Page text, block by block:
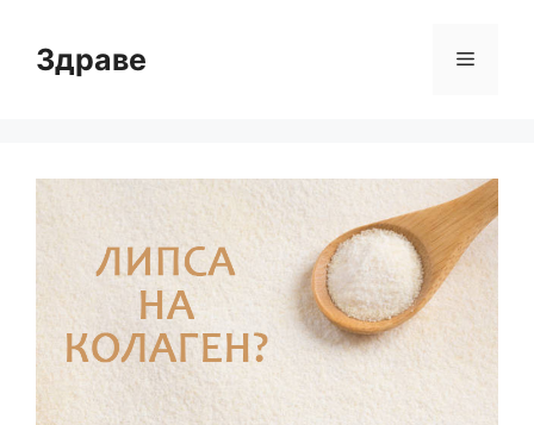
съдържанието
Здраве Меню